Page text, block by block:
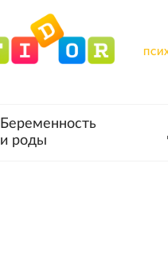
Беременность
и роды